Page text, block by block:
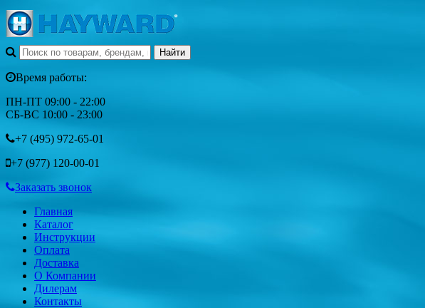
Время работы:
ПН-ПТ 09:00 - 22:00
СБ-ВС 10:00 - 23:00
+7 (495) 972-65-01
+7 (977) 120-00-01
Заказать звонок
Главная
Каталог
Инструкции
Оплата
Доставка
О Компании
Дилерам
Контакты